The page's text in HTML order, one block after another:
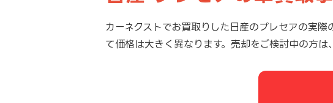
カーネクストでお買取りした日産のプレセアの実
て価格は大きく異なります。売却をご検討中の方